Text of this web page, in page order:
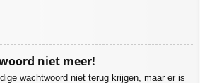
niet meer!
wachtwoord niet terug krijgen, maar er is